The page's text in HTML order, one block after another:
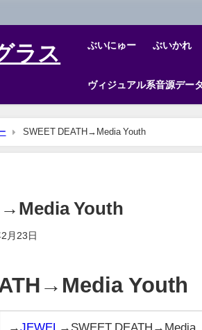
ラス
ぶいにゅー ぶいかれ
ヴィジュアル系音源デー
SWEET DEATH→Media Youth
Youth
月23日
Youth
→JEWEL →SWEET DEATH→Media